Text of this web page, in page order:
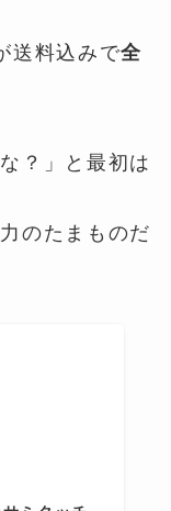
送料込みで全
？」と最初は
のたまものだ